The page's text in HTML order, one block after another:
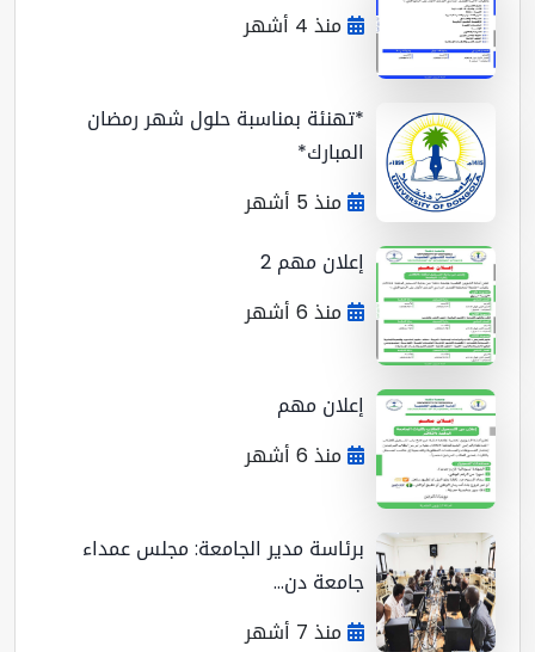
منذ 4 أشهر
*تهنئة بمناسبة حلول شهر رمضان
المبارك*
منذ 5 أشهر
إعلان مهم 2
منذ 6 أشهر
إعلان مهم
منذ 6 أشهر
برئاسة مدير الجامعة: مجلس عمداء
جامعة دن...
منذ 7 أشهر